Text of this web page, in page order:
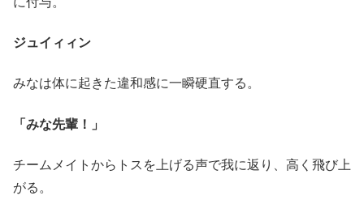
ジュイィィン
みなは体に起きた違和感に一瞬硬直する。
「みな先輩！」
チームメイトからトスを上げる声で我に返り、高く飛び上
がる。